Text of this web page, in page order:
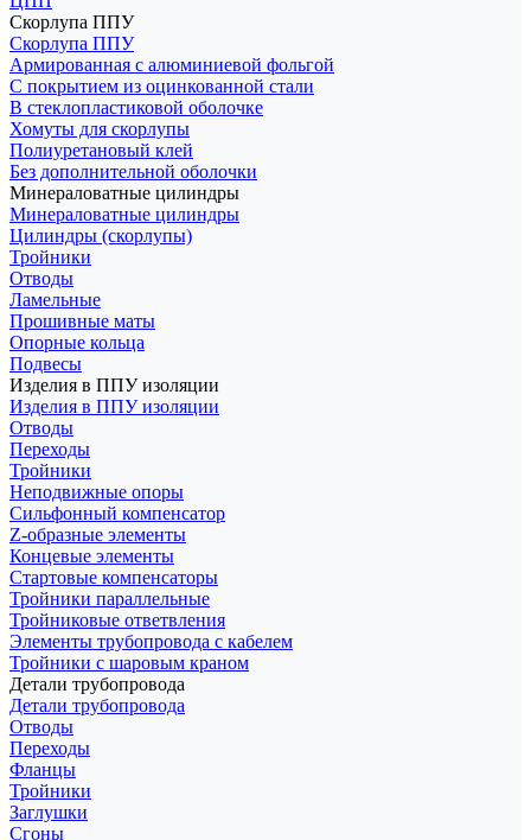
Скорлупа ППУ
Скорлупа ППУ
Армированная с алюминиевой фольгой
С покрытием из оцинкованной стали
В стеклопластиковой оболочке
Хомуты для скорлупы
Полиуретановый клей
Без дополнительной оболочки
Минераловатные цилиндры
Минераловатные цилиндры
Цилиндры (скорлупы)
Тройники
Отводы
Ламельные
Прошивные маты
Опорные кольца
Подвесы
Изделия в ППУ изоляции
Изделия в ППУ изоляции
Отводы
Переходы
Тройники
Неподвижные опоры
Cильфонный компенсатор
Z-образные элементы
Концевые элементы
Стартовые компенсаторы
Тройники параллельные
Тройниковые ответвления
Элементы трубопровода с кабелем
Тройники с шаровым краном
Детали трубопровода
Детали трубопровода
Отводы
Переходы
Фланцы
Тройники
Заглушки
Сгоны